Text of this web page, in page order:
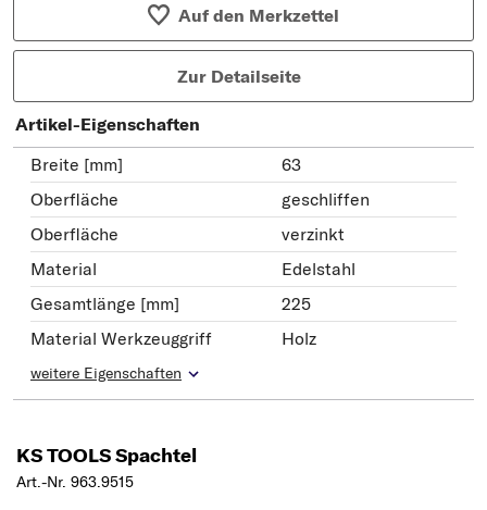
Auf den Merkzettel
Zur Detailseite
Artikel-Eigenschaften
Breite [mm]
63
Oberfläche
geschliffen
Oberfläche
verzinkt
Material
Edelstahl
Gesamtlänge [mm]
225
Material Werkzeuggriff
Holz
weitere Eigenschaften
KS TOOLS Spachtel
Art.-Nr. 963.9515